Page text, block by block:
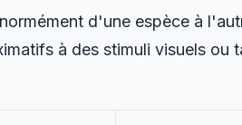
d'une espèce à
à des stimuli visuels ou